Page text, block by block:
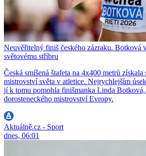
Neuvěřitelný finiš českého zázraku. Botková
světovému stříbru
Česká smíšená štafeta na 4x400 metrů
mistrovství světa v atletice. Nejrychlejším
jí k tomu pomohla finišmanka Linda Botková,
dorosteneckého mistrovství Evropy.
Aktuálně.cz - Sport
dnes, 06:01